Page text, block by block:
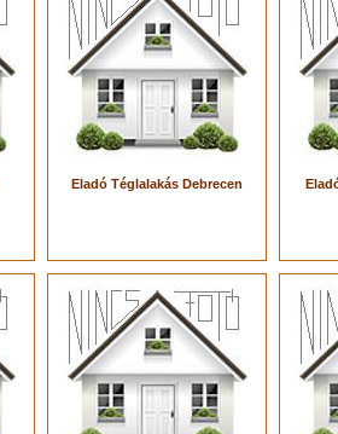
Eladó Téglalakás Debrecen